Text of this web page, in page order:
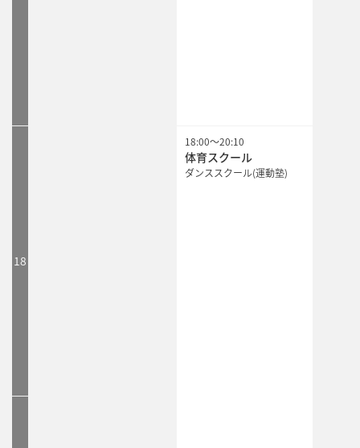
18:00～20:10
体育スクール
ダンススクール(運動塾)
18:00～20:10
体育スクール
ダンススクール(運動塾)
18:00～20:10
体育スクール
ダンススクール(運動塾)
18